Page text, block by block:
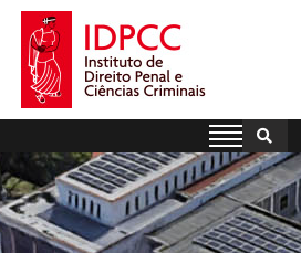
Skip
content
IDPCC
Instituto de Direito Penal e